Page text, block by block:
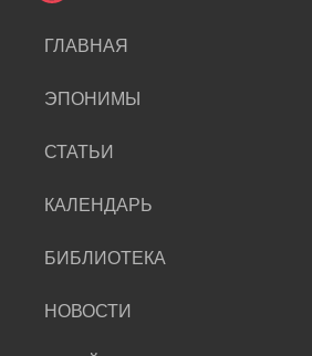
ГЛАВНАЯ
ЭПОНИМЫ
СТАТЬИ
КАЛЕНДАРЬ
БИБЛИОТЕКА
НОВОСТИ